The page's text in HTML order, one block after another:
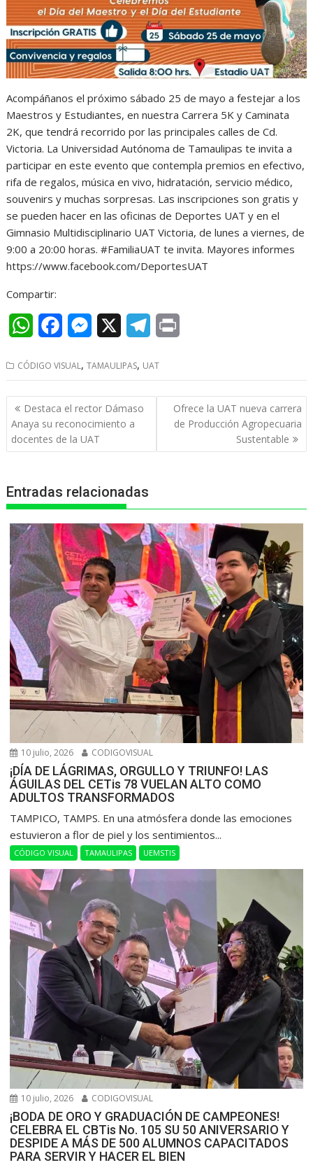
p
p
o
k
g
e
r
a
m
Acompáñanos el próximo sábado 25 de mayo a festejar a los
Maestros y Estudiantes, en nuestra Carrera 5K y Caminata
2K, que tendrá recorrido por las principales calles de Cd.
Victoria. La Universidad Autónoma de Tamaulipas te invita a
participar en este evento que contempla premios en efectivo,
rifa de regalos, música en vivo, hidratación, servicio médico,
souvenirs y muchas sorpresas. Las inscripciones son gratis y
se pueden hacer en las oficinas de Deportes UAT y en el
Gimnasio Multidisciplinario UAT Victoria, de lunes a viernes, de
9:00 a 20:00 horas. #FamiliaUAT te invita. Mayores informes
https://www.facebook.com/DeportesUAT
Compartir:
W
a
t
s
A
p
c
e
b
o
k
M
s
s
e
n
e
l
e
n
t
CÓDIGO VISUAL,TAMAULIPAS, UAT
Navegación
de
entradas
Destaca el rector Dámaso
Anaya su reconocimiento a
docentes de la UAT
Ofrece la UAT nueva carrera
de Producción Agropecuaria
Sustentable
Entradas relacionadas
10 julio, 2026 CODIGOVISUAL
¡DÍA DE LÁGRIMAS, ORGULLO Y TRIUNFO! LAS
ÁGUILAS DEL CETis 78 VUELAN ALTO COMO
ADULTOS TRANSFORMADOS
​TAMPICO, TAMPS. En una atmósfera donde las emociones
estuvieron a flor de piel y los sentimientos...
CÓDIGO VISUAL TAMAULIPAS UEMSTIS
10 julio, 2026 CODIGOVISUAL
¡BODA DE ORO Y GRADUACIÓN DE CAMPEONES!
CELEBRA EL CBTis No. 105 SU 50 ANIVERSARIO Y
DESPIDE A MÁS DE 500 ALUMNOS CAPACITADOS
PARA SERVIR Y HACER EL BIEN